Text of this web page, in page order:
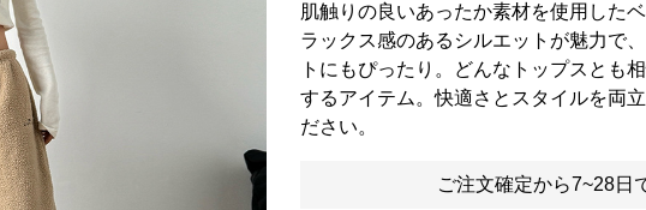
肌触りの良いあったか素材を使用した
ラックス感のあるシルエットが魅力で
トにもぴったり。どんなトップスとも
するアイテム。快適さとスタイルを両
ださい。
ご注文確定から7~28日